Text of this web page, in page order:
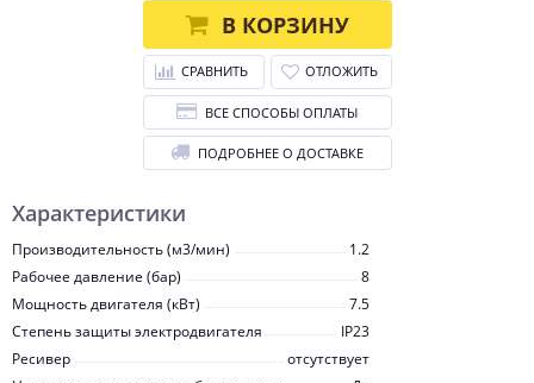
Характеристики
Производительность (м3/мин)
1.2
Рабочее давление (бар)
8
Мощность двигателя (кВт)
7.5
Степень защиты электродвигателя
IP23
Ресивер
отсутствует
В КОРЗИНУ
СРАВНИТЬ ОТЛОЖИТЬ
ВСЕ СПОСОБЫ ОПЛАТЫ
ПОДРОБНЕЕ О ДОСТАВКЕ